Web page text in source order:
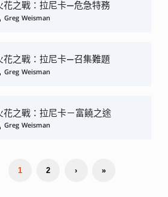
花之戰：拉尼卡—危急特務
Greg Weisman
花之戰：拉尼卡—召集難題
Greg Weisman
花之戰：拉尼卡－富饒之途
Greg Weisman
1 2 › »